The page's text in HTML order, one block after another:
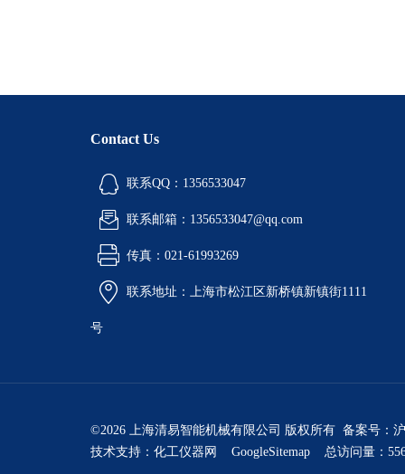
Contact Us
联系QQ：1356533047
联系邮箱：1356533047@qq.com
传真：021-61993269
联系地址：上海市松江区新桥镇新镇街1111
号
©2026 上海清易智能机械有限公司 版权所有 备案号：
技术支持： 化工仪器网 GoogleSitemap 总访问量：